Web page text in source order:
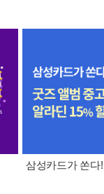
삼성카드가 쏜다